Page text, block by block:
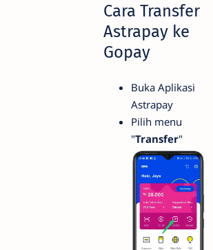
Cara Transfer
Astrapay ke
Gopay
Buka Aplikasi
Astrapay
Pilih menu
"Transfer"